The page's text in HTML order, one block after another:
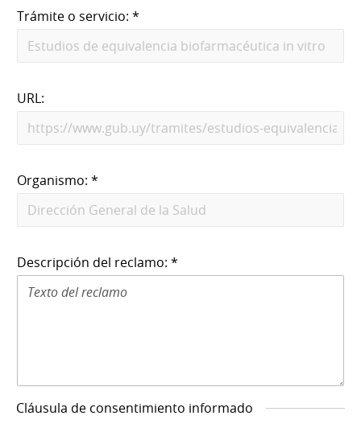
Trámite o servicio: *
URL:
Organismo: *
Descripción del reclamo: *
Cláusula de consentimiento informado